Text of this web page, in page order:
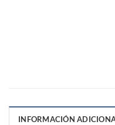
INFORMACIÓN